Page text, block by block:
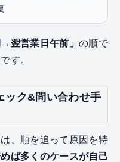
→翌営業日午前」の順で
す。
ック&問い合わせ手
、順を追って原因を特
ば多くのケースが自己